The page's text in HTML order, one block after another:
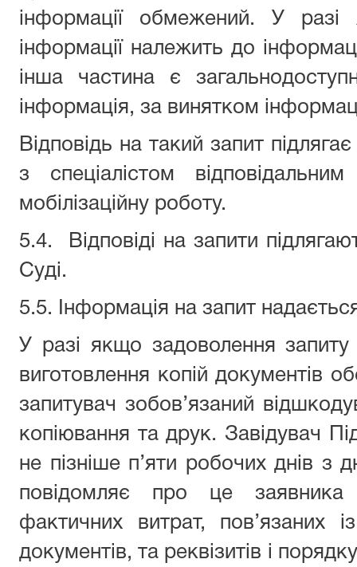
інформації обмежений. У разі
інформації належить до
інша частина є
інформація, за винятком
Відповідь на такий запит
з спеціалістом
мобілізаційну роботу.
5.4.
Відповіді на запити
Суді.
5.5. Інформація на запит
У разі якщо задоволення
виготовлення копій документів
запитувач зобов’язаний
копіювання та друк. Завідувач
не пізніше п’яти робочих днів з
повідомляє про це заявника
фактичних витрат, пов’язаних
документів, та реквізитів і